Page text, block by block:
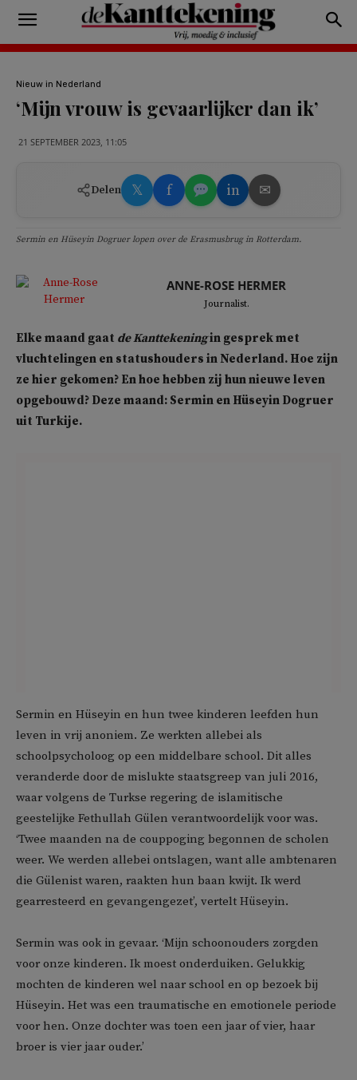
Nieuw in Nederland
‘Mijn vrouw is gevaarlijker dan ik’
21 SEPTEMBER 2023, 11:05
Delen 𝕏 f in ✉
Sermin en Hüseyin Dogruer lopen over de Erasmusbrug in Rotterdam.
ANNE-ROSE HERMER
Journalist.
Elke maand gaat de Kanttekeningin gesprek met
vluchtelingen en statushouders in Nederland. Hoe zijn
ze hier gekomen? En hoe hebben zij hun nieuwe leven
opgebouwd? Deze maand: Sermin en Hüseyin Dogruer
uit Turkije.
Sermin en Hüseyin en hun twee kinderen leefden hun
leven in vrij anoniem. Ze werkten allebei als
schoolpsycholoog op een middelbare school. Dit alles
veranderde door de mislukte staatsgreep van juli 2016,
waar volgens de Turkse regering de islamitische
geestelijke Fethullah Gülen verantwoordelijk voor was.
‘Twee maanden na de couppoging begonnen de scholen
weer. We werden allebei ontslagen, want alle ambtenaren
die Gülenist waren, raakten hun baan kwijt. Ik werd
gearresteerd en gevangengezet’, vertelt Hüseyin.
Sermin was ook in gevaar. ‘Mijn schoonouders zorgden
voor onze kinderen. Ik moest onderduiken. Gelukkig
mochten de kinderen wel naar school en op bezoek bij
Hüseyin. Het was een traumatische en emotionele periode
voor hen. Onze dochter was toen een jaar of vier, haar
broer is vier jaar ouder.’